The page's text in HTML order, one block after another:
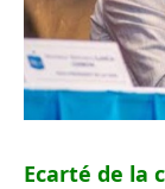
Ecarté de la